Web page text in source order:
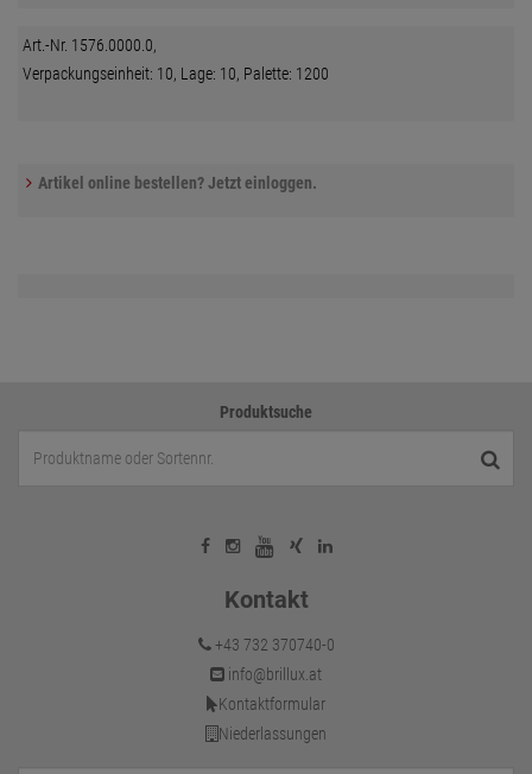
Art.-Nr. 1576.0000.0,
Verpackungseinheit: 10, Lage: 10, Palette: 1200
Artikel online bestellen? Jetzt einloggen.
Produktsuche
Kontakt
+43 732 370740-0
info@brillux.at
Kontaktformular
Niederlassungen